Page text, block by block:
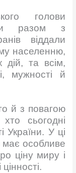
голови
разом з
віддали
населенню,
дій, та всім,
мужності й
й з повагою
сьогодні
України. У ці
має особливе
ціну миру і